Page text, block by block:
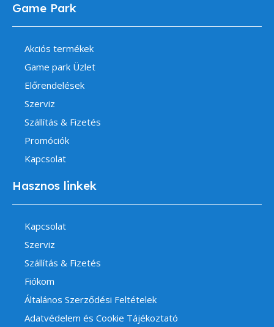
Game Park
Akciós termékek
Game park Üzlet
Előrendelések
Szerviz
Szállítás & Fizetés
Promóciók
Kapcsolat
Hasznos linkek
Kapcsolat
Szerviz
Szállítás & Fizetés
Fiókom
Általános Szerződési Feltételek
Adatvédelem és Cookie Tájékoztató